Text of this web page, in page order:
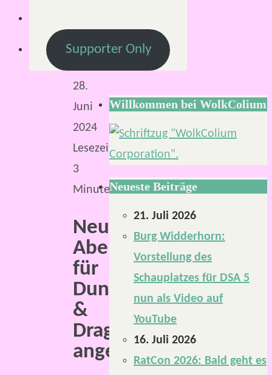
Juni
28.
Juni
2024
Lesezeit:
3
Minuten
Neues
Abenteuer
für
Dungeons
&
Dragons
angekündigt.
Supporter Only
Willkommen bei WolkColium
Neueste Beiträge
21. Juli 2026
Burg Widderhorn:
Vorstellung des
Schauplatzes für DSA 5
nun als Video auf
YouTube
16. Juli 2026
RatCon 2026: Bald geht es